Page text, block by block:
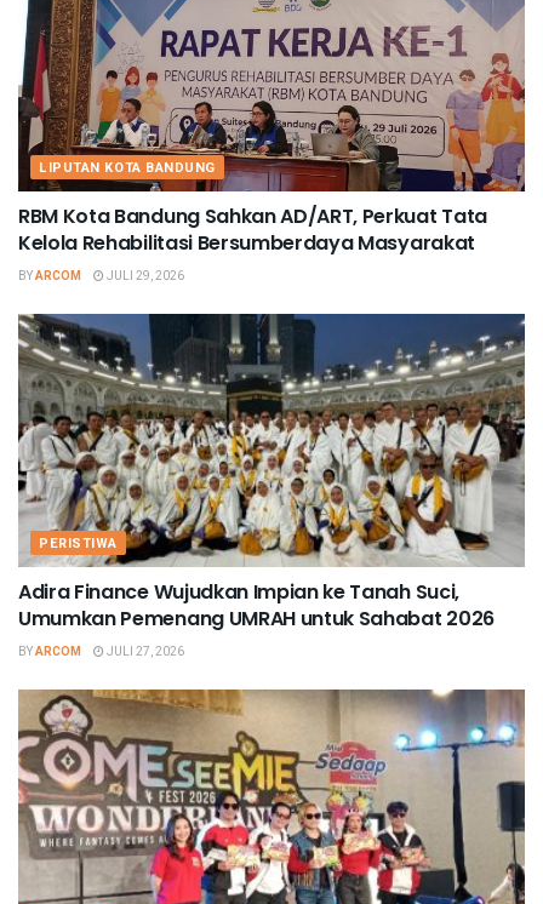
LIPUTAN KOTA BANDUNG
RBM Kota Bandung Sahkan AD/ART, Perkuat Tata
Kelola Rehabilitasi Bersumberdaya Masyarakat
BYARCOM JULI 29, 2026
PERISTIWA
Adira Finance Wujudkan Impian ke Tanah Suci,
Umumkan Pemenang UMRAH untuk Sahabat 2026
BYARCOM JULI 27, 2026